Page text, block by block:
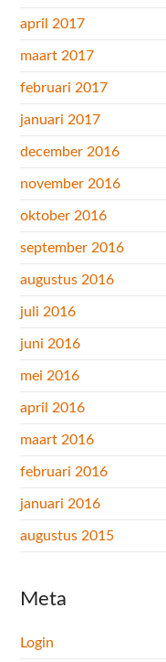
april 2017
maart 2017
februari 2017
januari 2017
december 2016
november 2016
oktober 2016
september 2016
augustus 2016
juli 2016
juni 2016
mei 2016
april 2016
maart 2016
februari 2016
januari 2016
augustus 2015
Meta
Login